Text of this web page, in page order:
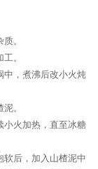
。
。
中，煮沸后改小火炖
。
小火加热，直至冰糖
软后，加入山楂泥中